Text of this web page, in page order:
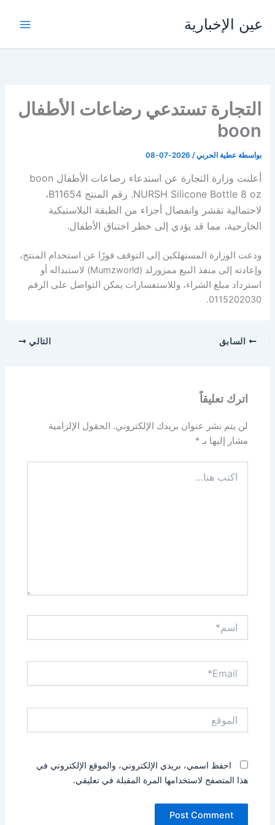
المحتوى
عين الإخبارية
التجارة تستدعي رضاعات الأطفال
boon
بواسطة عطية الحربي/
2026-07-08
أعلنت وزارة التجارة عن استدعاء رضاعات الأطفال boon
NURSH Silicone Bottle 8 oz. رقم المنتج B11654،
لاحتمالية تقشر وانفصال أجزاء من الطبقة البلاستيكية
الخارجية، مما قد يؤدي إلى خطر اختناق الأطفال.
ودعت الوزارة المستهلكين إلى التوقف فورًا عن استخدام المنتج،
وإعادته إلى منفذ البيع ممزورلد (Mumzworld) لاستبداله أو
استرداد مبلغ الشراء، وللاستفسارات يمكن التواصل على الرقم
0115202030.
السابق التالي
اترك تعليقاً
لن يتم نشر عنوان بريدك الإلكتروني. الحقول الإلزامية
مشار إليها بـ*
هنا...
احفظ اسمي، بريدي الإلكتروني، والموقع الإلكتروني في
هذا المتصفح لاستخدامها المرة المقبلة في تعليقي.